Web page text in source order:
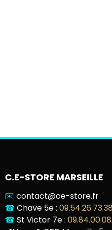
C.E-STORE MARSEILLE
✉️ contact@ce-store.fr
☎ Chave 5e : 09.54.26.73.38
☎ St Victor 7e :